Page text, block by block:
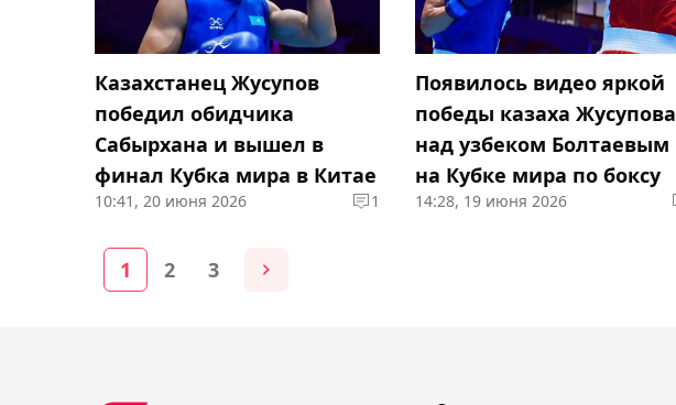
Казахстанец Жусупов
победил обидчика
Сабырхана и вышел в
финал Кубка мира в Китае
10:41, 20 июня 2026 1
Появилось видео яркой
победы казаха Жусупова
над узбеком Болтаевым
на Кубке мира по боксу
14:28, 19 июня 2026
1 2 3